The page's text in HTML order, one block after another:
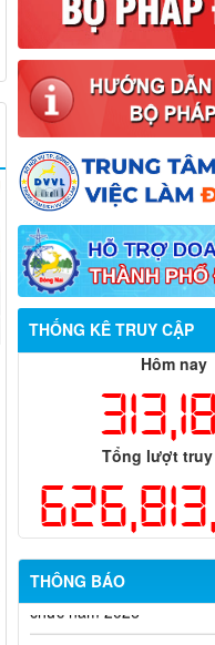
THỐNG KÊ TRUY CẬP
Hôm nay
Tổng lượt truy
THÔNG BÁO
chức năm 2026
Thông báo tuyển chọn
nhân chủ trì thực hiện